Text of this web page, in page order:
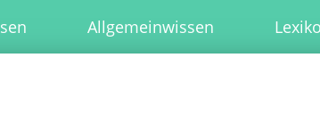
Allgemeinwissen